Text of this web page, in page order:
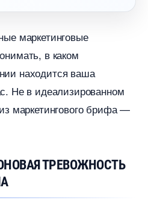
маркетинговые
в каком
находится ваша
Не в идеализированном
маркетингового брифа —
ТРЕВОЖНОСТЬ